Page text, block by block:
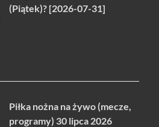
(Piątek)? [2026-07-31]
Piłka nożna na żywo (mecze,
programy) 30 lipca 2026